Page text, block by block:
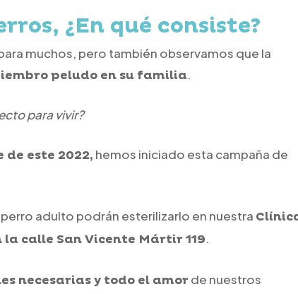
¿En qué consiste?
muchos, pero también observamos que la
peludo en su familia.
para vivir?
este 2022, hemos iniciado esta campaña de
adulto podrán esterilizarlo en nuestra
calle San Vicente Mártir 119.
necesarias y todo el amorde nuestros